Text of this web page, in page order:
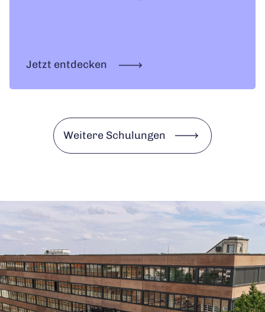
Jetzt entdecken
Weitere Schulungen